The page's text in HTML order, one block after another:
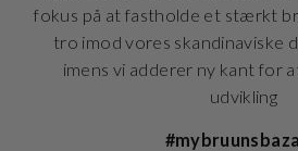
fokus på at fastholde et stærkt
tro imod vores skandinaviske
imens vi adderer ny kant for
udvikling